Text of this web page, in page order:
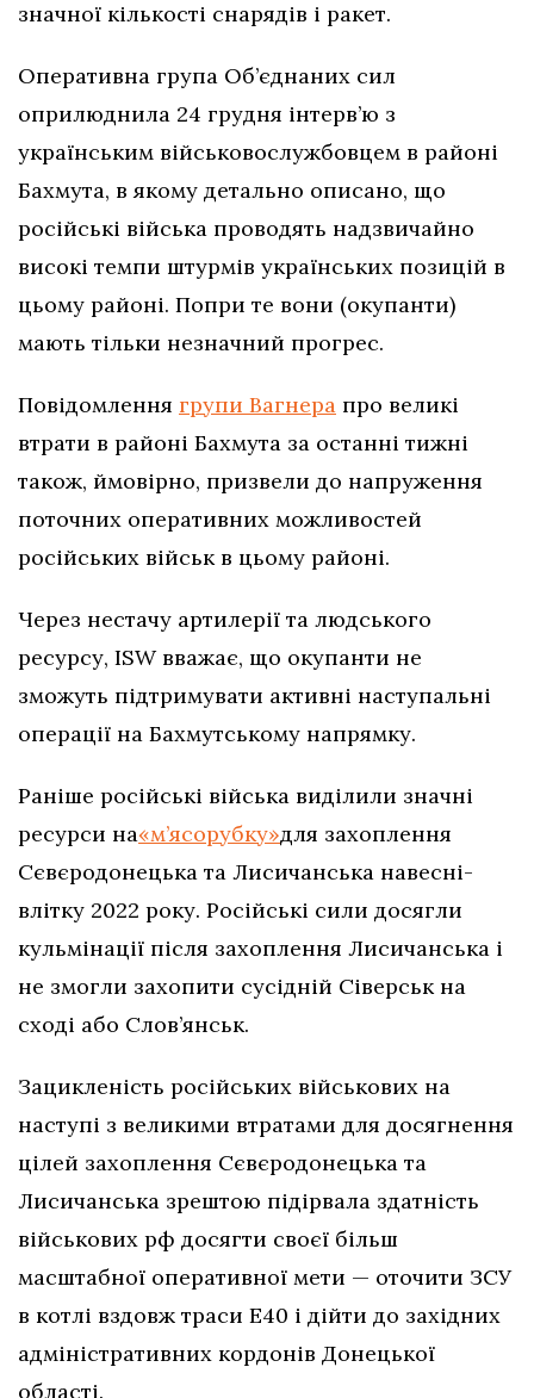
значної кількості снарядів і ракет.
Оперативна група Об’єднаних сил
оприлюднила 24 грудня інтерв’ю з
українським військовослужбовцем в районі
Бахмута, в якому детально описано, що
російські війська проводять надзвичайно
високі темпи штурмів українських позицій в
цьому районі. Попри те вони (окупанти)
мають тільки незначний прогрес.
Повідомлення групи Вагнера про великі
втрати в районі Бахмута за останні тижні
також, ймовірно, призвели до напруження
поточних оперативних можливостей
російських військ в цьому районі.
Через нестачу артилерії та людського
ресурсу, ISW вважає, що окупанти не
зможуть підтримувати активні наступальні
операції на Бахмутському напрямку.
Раніше російські війська виділили значні
ресурси на«м’ясорубку»для захоплення
Сєвєродонецька та Лисичанська навесні-
влітку 2022 року. Російські сили досягли
кульмінації після захоплення Лисичанська і
не змогли захопити сусідній Сіверськ на
сході або Слов’янськ.
Зацикленість російських військових на
наступі з великими втратами для досягнення
цілей захоплення Сєвєродонецька та
Лисичанська зрештою підірвала здатність
військових рф досягти своєї більш
масштабної оперативної мети — оточити ЗСУ
в котлі вздовж траси Е40 і дійти до західних
адміністративних кордонів Донецької
області.